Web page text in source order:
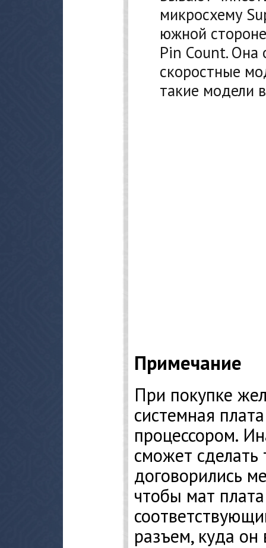
микросхему
южной
Pin Count. Она
скоростные
такие модели
Примечание
При покупке
системная
процессором.
сможет сделать
договорились
чтобы мат
разъем, куда он